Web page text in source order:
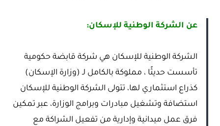
عن الشركة الوطنية للإسكان:
الشركة الوطنية للإسكان هي شركة قابضة حكومية
تأسست حديثًا ، مملوكة بالكامل لـ (وزارة الإسكان)
كذراع استثماري لها، تتولى الشركة الوطنية للإسكان
استضافة وتشغيل مبادرات وبرامج الوزارة، عبر تمكين
فرق عمل ميدانية وإدارية من تفعيل الشراكة مع